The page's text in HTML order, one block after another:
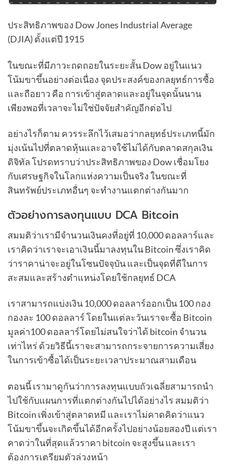
ประสิทธิภาพของ Dow Jones Industrial Average
(DJIA) ตั้งแต่ปี 1915
ในขณะที่มีภาวะถดถอยในระยะสั้น Dow อยู่ในแนว
โน้มขาขึ้นอย่างต่อเนื่อง จุดประสงค์ของกลยุทธ์การซื้อ
และถือยาว คือ การเข้าสู่ตลาดและอยู่ในจุดนั้นนาน
เพียงพอที่เวลาจะไม่ใช่ปัจจัยสำคัญอีกต่อไป
อย่างไรก็ตาม ควรระลึกไว้เสมอว่ากลยุทธ์ประเภทนี้มัก
มุ่งเน้นไปที่ตลาดหุ้นและอาจใช้ไม่ได้กับตลาดสกุลเงิน
ดิจิทัล โปรดทราบว่าประสิทธิภาพของ Dow เชื่อมโยง
กับเศรษฐกิจในโลกแห่งความเป็นจริง ในขณะที่
สินทรัพย์ประเภทอื่นๆ จะทำงานแตกต่างกันมาก
ตัวอย่างการลงทุนแบบ DCA Bitcoin
สมมติว่าเรามีจำนวนเงินคงที่อยู่ที่ 10,000 ดอลลาร์และ
เราคิดว่าเราจะเอาเงินนี้มาลงทุนใน Bitcoin ซึ่งเราคิด
ว่าราคาน่าจะอยู่ในโซนปัจจุบัน และเป็นจุดที่ดีในการ
สะสมและสร้างตำแหน่งโดยใช้กลยุทธ์ DCA
เราสามารถแบ่งเงิน 10,000 ดอลลาร์ออกเป็น 100 กอง
กองละ 100 ดอลลาร์ โดยในแต่ละวันเราจะซื้อ Bitcoin
มูลค่า100 ดอลลาร์โดยไม่สนใจว่าได้ bitcoin จำนวน
เท่าไหร่ ด้วยวิธีนี้เราจะสามารถกระจายการความเสี่ยง
ในการเข้าซื้อได้เป็นระยะเวลาประมาณสามเดือน
ตอนนี้ เรามาดูกันว่าการลงทุนแบบถัวเฉลี่ยสามารถนำ
ไปใช้กับแผนการที่แตกต่างกันไปได้อย่างไร สมมติว่า
Bitcoin เพิ่งเข้าสู่ตลาดหมี และเราไม่คาดคิดว่าแนว
โน้มขาขึ้นจะเกิดขึ้นได้อีกครั้งไปอย่างน้อยสองปี แต่เรา
คาดว่าในที่สุดแล้วราคา bitcoin จะสูงขึ้น และเรา
ต้องการเตรียมตัวล่วงหน้า